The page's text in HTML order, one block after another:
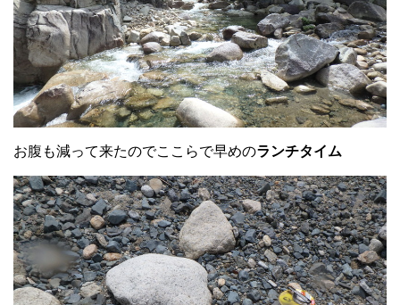
お腹も減って来たのでここらで早めのランチタイム